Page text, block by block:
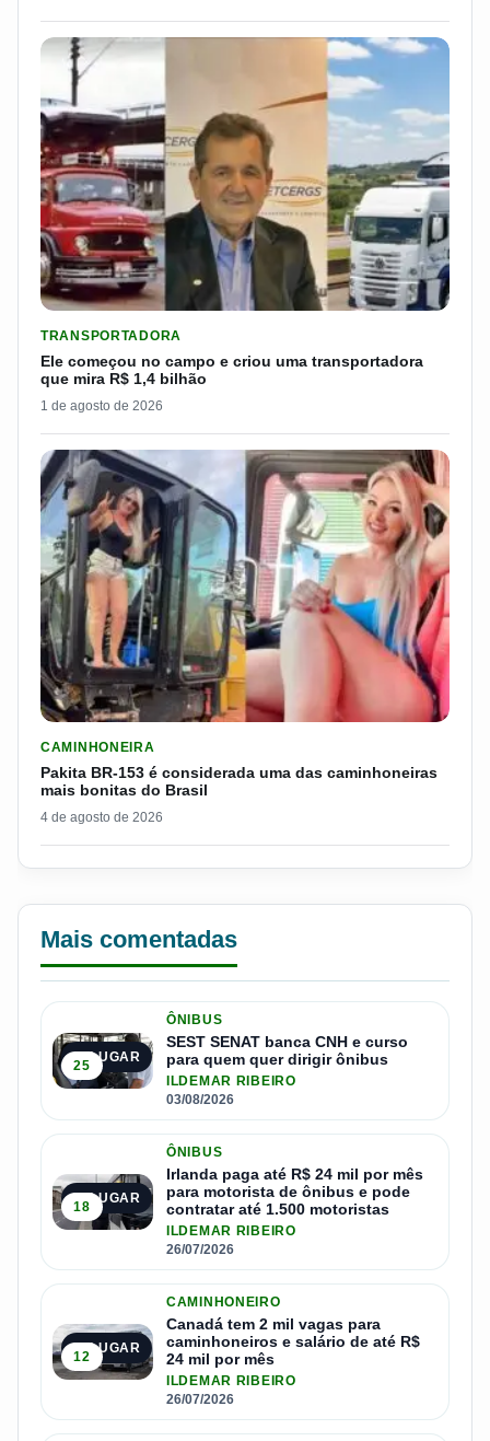
TRANSPORTADORA
Ele começou no campo e criou uma transportadora
que mira R$ 1,4 bilhão
1 de agosto de 2026
CAMINHONEIRA
Pakita BR-153 é considerada uma das caminhoneiras
mais bonitas do Brasil
4 de agosto de 2026
Mais comentadas
1º LUGAR
25
ÔNIBUS
SEST SENAT banca CNH e curso
para quem quer dirigir ônibus
ILDEMAR RIBEIRO
03/08/2026
2º LUGAR
18
ÔNIBUS
Irlanda paga até R$ 24 mil por mês
para motorista de ônibus e pode
contratar até 1.500 motoristas
ILDEMAR RIBEIRO
26/07/2026
3º LUGAR
12
CAMINHONEIRO
Canadá tem 2 mil vagas para
caminhoneiros e salário de até R$
24 mil por mês
ILDEMAR RIBEIRO
26/07/2026